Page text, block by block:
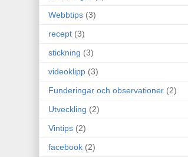
Webbtips (3)
recept (3)
stickning (3)
videoklipp (3)
Funderingar och observationer (2)
Utveckling (2)
Vintips (2)
facebook (2)